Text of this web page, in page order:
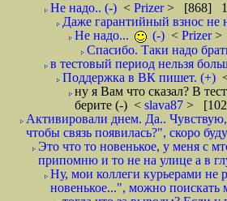
Не надо.. (-) < Prizer> [868]
Даже гарантийный взнос не
Не надо...
(-) < Prizer>
Спасибо. Таки надо
в тестовый период нельзя
Поддержка в ВК пишет. (+)
ну я Вам что сказал? В
берите (-) < slava87 >
Активировали днем. Да..
чтобы связь появилась?", скоро
Это что то новенькое, у меня с
припомню и то не на улице а в
Ну, мои коллеги курьерами не
новенькое...", можно поискать